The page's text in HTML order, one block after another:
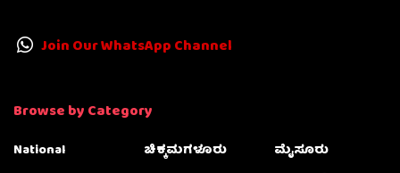
Join Our WhatsApp Channel
Browse by Category
National
ಚಿಕ್ಕಮಗಳೂರು
ಮೈಸೂರು